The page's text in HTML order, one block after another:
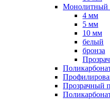
Монолитный
4 мм
5 мм
10 мм
белый
бронза
Прозрачный